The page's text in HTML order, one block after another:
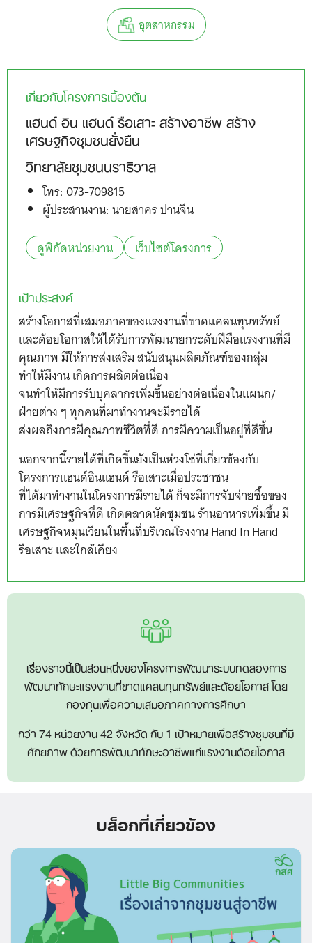
Search
for:
อุตสาหกรรม
เกี่ยวกับโครงการเบื้องต้น
แฮนด์ อิน แฮนด์ รือเสาะ สร้างอาชีพ สร้าง
เศรษฐกิจชุมชนยั่งยืน
วิทยาลัยชุมชนนราธิวาส
โทร: 073-709815
ผู้ประสานงาน: นายสาคร ปานจีน
ดูพิกัดหน่วยงาน
เว็บไซต์โครงการ
เป้าประสงค์
สร้างโอกาสที่เสมอภาคของแรงงานที่ขาดแคลนทุนทรัพย์
และด้อยโอกาสให้ได้รับการพัฒนายกระดับฝีมือแรงงานที่มี
คุณภาพ มีให้การส่งเสริม สนับสนุนผลิตภัณฑ์ของกลุ่ม
ทำให้มีงาน เกิดการผลิตต่อเนื่อง
จนทำให้มีการรับบุคลากรเพิ่มขึ้นอย่างต่อเนื่องในแผนก/
ฝ่ายต่าง ๆ ทุกคนที่มาทำงานจะมีรายได้
ส่งผลถึงการมีคุณภาพชีวิตที่ดี การมีความเป็นอยู่ที่ดีขึ้น
นอกจากนี้รายได้ที่เกิดขึ้นยังเป็นห่วงโซ่ที่เกี่ยวข้องกับ
โครงการแฮนด์อินแฮนด์ รือเสาะเมื่อประชาชน
ที่ได้มาทำงานในโครงการมีรายได้ ก็จะมีการจับจ่ายซื้อของ
การมีเศรษฐกิจที่ดี เกิดตลาดนัดชุมชน ร้านอาหารเพิ่มขึ้น มี
เศรษฐกิจหมุนเวียนในพื้นที่บริเวณโรงงาน Hand In Hand
รือเสาะ และใกล้เคียง
เรื่องราวนี้เป็นส่วนหนึ่งของโครงการพัฒนาระบบทดลองการ
พัฒนาทักษะแรงงานที่ขาดแคลนทุนทรัพย์และด้อยโอกาส โดย
กองทุนเพื่อความเสมอภาคทางการศึกษา
กว่า 74 หน่วยงาน 42 จังหวัด กับ 1 เป้าหมายเพื่อสร้างชุมชนที่มี
ศักยภาพ ด้วยการพัฒนาทักษะอาชีพแก่แรงงานด้อยโอกาส
บล็อกที่เกี่ยวข้อง